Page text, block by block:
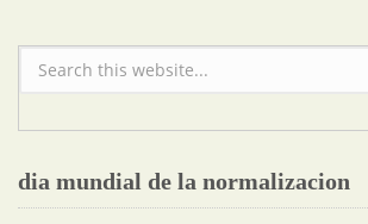
Formulario de búsqueda
dia mundial de la normalizacion